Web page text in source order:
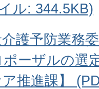
ル: 344.5KB)
護予防業務
ーザルの選
推進課】